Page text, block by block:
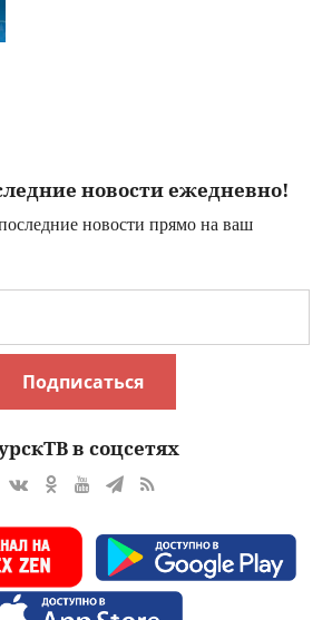
новости ежедневно!
новости прямо на ваш
Подписаться
в соцсетях